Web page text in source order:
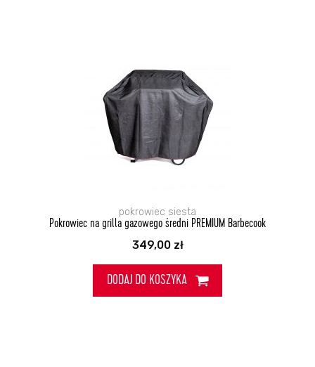
pokrowiec siesta
Pokrowiec na grilla gazowego średni PREMIUM Barbecook
349,00 zł
DODAJ DO KOSZYKA